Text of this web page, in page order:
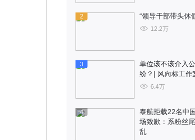
2 “领导干部带头休
12.2万
3
单位该不该介入
纷？| 风向标工作
6.4万
4
泰航拒载22名中
场致歉：系粉丝
乱